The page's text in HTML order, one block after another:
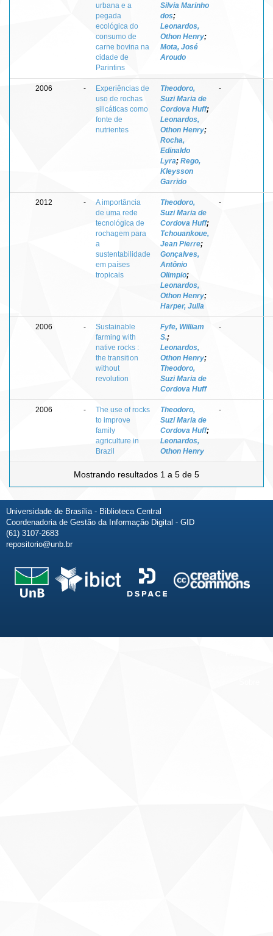
urbana e a
pegada
ecológica do
consumo de
carne bovina na
cidade de
Parintins
Silvia Marinho
dos;
Leonardos,
Othon Henry;
Mota, José
Aroudo
2006 -
Experiências de
uso de rochas
silicáticas como
fonte de
nutrientes
Theodoro,
Suzi Maria de
Cordova Huff;
Leonardos,
Othon Henry;
Rocha,
Edinaldo
Lyra; Rego,
Kleysson
Garrido
-
2012 -
A importância
de uma rede
tecnológica de
rochagem para
a
sustentabilidade
em países
tropicais
Theodoro,
Suzi Maria de
Cordova Huff;
Tchouankoue,
Jean Pierre;
Gonçalves,
Antônio
Olimpio;
Leonardos,
Othon Henry;
Harper, Julia
-
2006 -
Sustainable
farming with
native rocks :
the transition
without
revolution
Fyfe, William
S.;
Leonardos,
Othon Henry;
Theodoro,
Suzi Maria de
Cordova Huff
-
2006 -
The use of rocks
to improve
family
agriculture in
Brazil
Theodoro,
Suzi Maria de
Cordova Huff;
Leonardos,
Othon Henry
-
Mostrando resultados 1 a 5 de 5
Universidade de Brasília - Biblioteca Central
Coordenadoria de Gestão da Informação Digital - GID
(61) 3107-2683
repositorio@unb.br